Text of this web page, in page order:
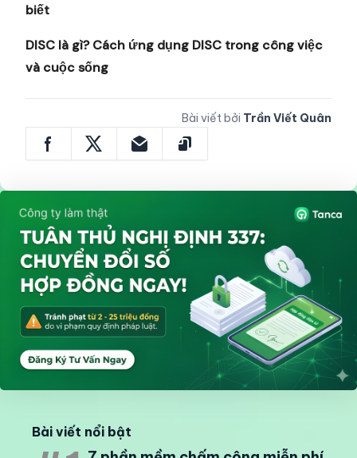
biết
DISC là gì? Cách ứng dụng DISC trong công việc
và cuộc sống
Bài viết bởi Trần Viết Quân
Bài viết nổi bật